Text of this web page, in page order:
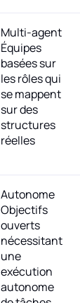
Multi-agent
Équipes
basées sur
les rôles qui
se mappent
sur des
structures
réelles
Autonome
Objectifs
ouverts
nécessitant
une
exécution
autonome